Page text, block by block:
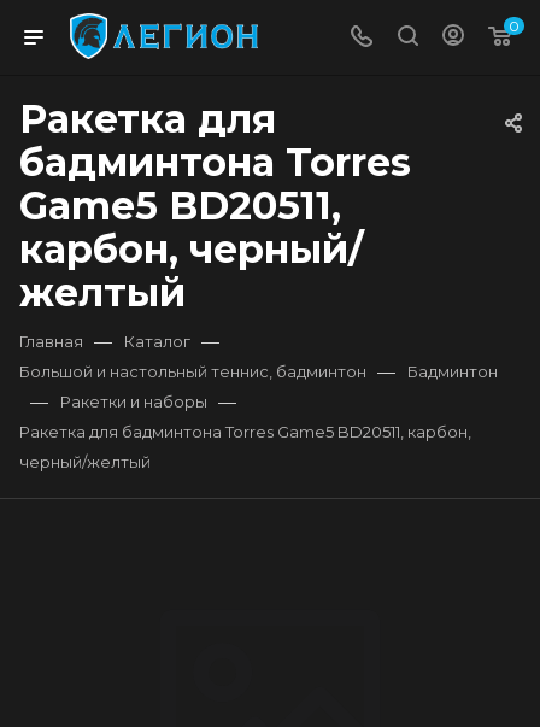
0
Ракетка для
бадминтона Torres
Game5 BD20511,
карбон, черный/
желтый
Главная — Каталог —
Большой и настольный теннис, бадминтон — Бадминтон
— Ракетки и наборы —
Ракетка для бадминтона Torres Game5 BD20511, карбон,
черный/желтый